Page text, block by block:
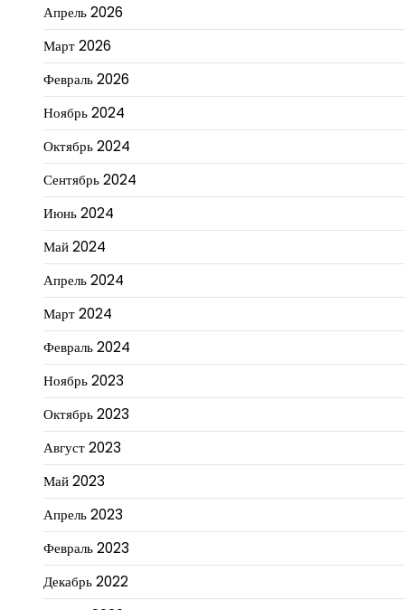
Апрель 2026
Март 2026
Февраль 2026
Ноябрь 2024
Октябрь 2024
Сентябрь 2024
Июнь 2024
Май 2024
Апрель 2024
Март 2024
Февраль 2024
Ноябрь 2023
Октябрь 2023
Август 2023
Май 2023
Апрель 2023
Февраль 2023
Декабрь 2022